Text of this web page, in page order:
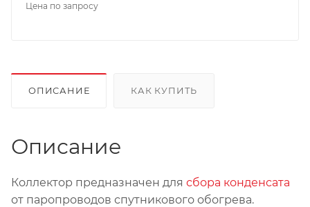
Цена по запросу
ОПИСАНИЕ КАК КУПИТЬ
Описание
Коллектор предназначен для сбора конденсата
от паропроводов спутникового обогрева.